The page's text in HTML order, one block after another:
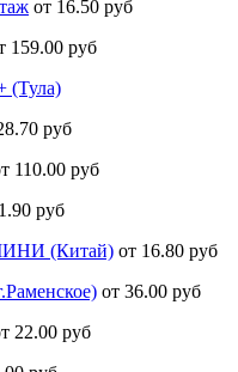
от 16.50 руб
159.00 руб
(Тула)
руб
110.00 руб
руб
(Китай) от 16.80 руб
от 36.00 руб
22.00 руб